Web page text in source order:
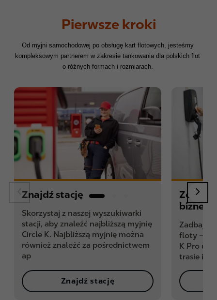
Pierwsze kroki
Od myjni samochodowej po obsługę kart flotowych, jesteśmy
kompleksowym partnerem w zakresie tankowania dla polskich flot
o różnych formach i rozmiarach.
Znajdź stację
Skorzystaj z naszej wyszukiwarki
stacji, aby znaleźć najbliższą myjnię
Circle K. Najbliższą myjnię można
również znaleźć za pośrednictwem
ap
Znajdź stację
Zostań
Zadbaj
floty –
K Pro
trasie i w